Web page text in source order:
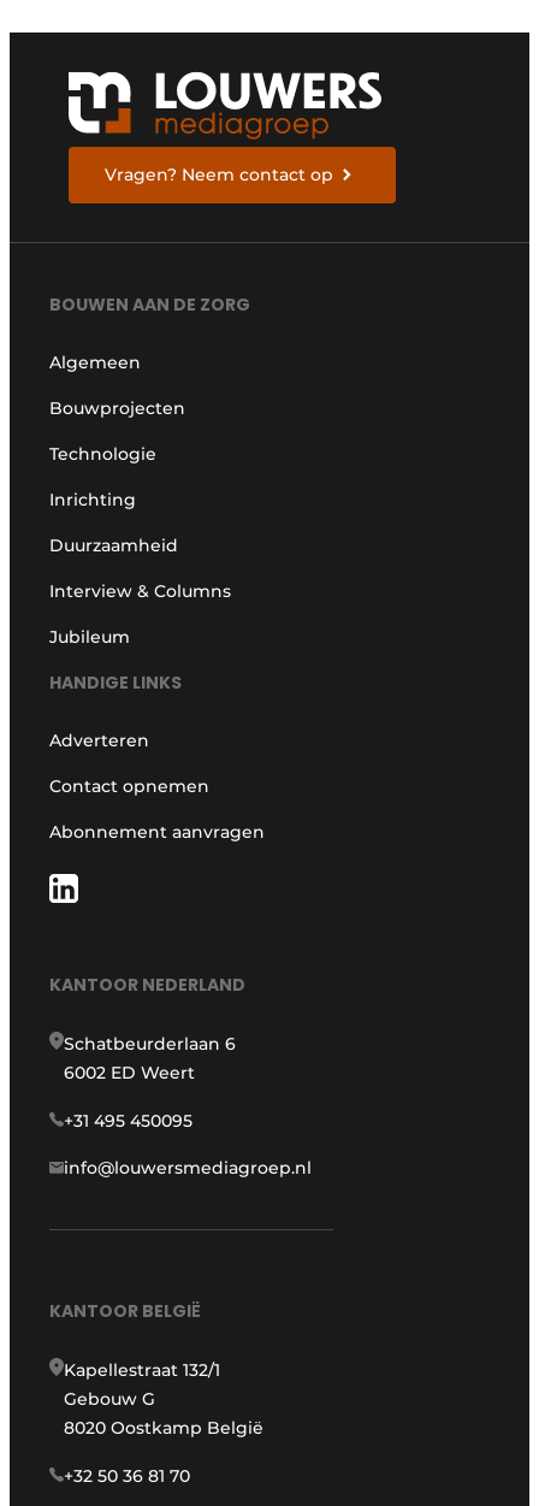
Vragen? Neem contact op
BOUWEN AAN DE ZORG
Algemeen
Bouwprojecten
Technologie
Inrichting
Duurzaamheid
Interview & Columns
Jubileum
HANDIGE LINKS
Adverteren
Contact opnemen
Abonnement aanvragen
KANTOOR NEDERLAND
Schatbeurderlaan 6
6002 ED Weert
+31 495 450095
info@louwersmediagroep.nl
KANTOOR BELGIË
Kapellestraat 132/1
Gebouw G
8020 Oostkamp België
+32 50 36 81 70